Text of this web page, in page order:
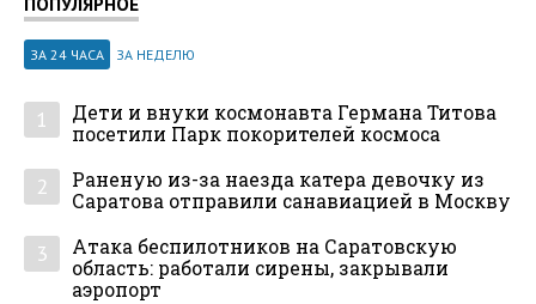
ЗА 24 ЧАСА ЗА НЕДЕЛЮ
1
Дети и внуки космонавта Германа Титова
посетили Парк покорителей космоса
2
Раненую из-за наезда катера девочку из
Саратова отправили санавиацией в Москву
3
Атака беспилотников на Саратовскую
область: работали сирены, закрывали
аэропорт